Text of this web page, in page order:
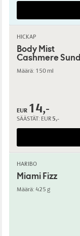
HICKAP
Body Mist
Cashmere
Määrä: 150 ml
EUR 14,-
SÄÄSTÄT: EUR 5,-
HARIBO
Miami Fizz
Määrä: 425 g